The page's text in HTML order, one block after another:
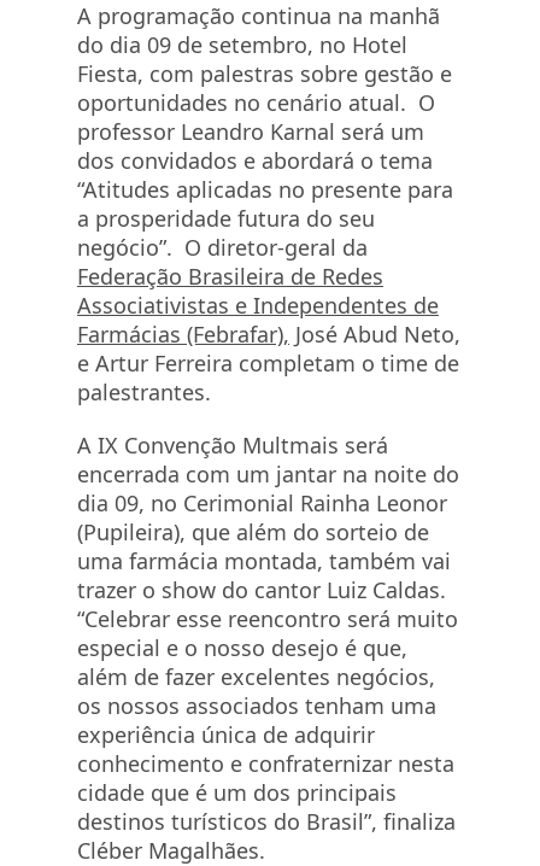
A programação continua na manhã
do dia 09 de setembro, no Hotel
Fiesta, com palestras sobre gestão e
oportunidades no cenário atual. O
professor Leandro Karnal será um
dos convidados e abordará o tema
“Atitudes aplicadas no presente para
a prosperidade futura do seu
negócio”. O diretor-geral da
Federação Brasileira de Redes
Associativistas e Independentes de
Farmácias (Febrafar), José Abud Neto,
e Artur Ferreira completam o time de
palestrantes.
A IX Convenção Multmais será
encerrada com um jantar na noite do
dia 09, no Cerimonial Rainha Leonor
(Pupileira), que além do sorteio de
uma farmácia montada, também vai
trazer o show do cantor Luiz Caldas.
“Celebrar esse reencontro será muito
especial e o nosso desejo é que,
além de fazer excelentes negócios,
os nossos associados tenham uma
experiência única de adquirir
conhecimento e confraternizar nesta
cidade que é um dos principais
destinos turísticos do Brasil”, finaliza
Cléber Magalhães.